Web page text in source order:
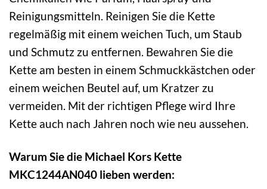
Reinigungsmitteln. Reinigen Sie die Kette
regelmäßig mit einem weichen Tuch, um Staub
und Schmutz zu entfernen. Bewahren Sie die
Kette am besten in einem Schmuckkästchen oder
einem weichen Beutel auf, um Kratzer zu
vermeiden. Mit der richtigen Pflege wird Ihre
Kette auch nach Jahren noch wie neu aussehen.
Warum Sie die Michael Kors Kette
MKC1244AN040 lieben werden: